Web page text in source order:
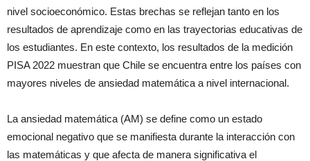
nivel socioeconómico. Estas brechas se reflejan tanto en los
resultados de aprendizaje como en las trayectorias educativas de
los estudiantes. En este contexto, los resultados de la medición
PISA 2022 muestran que Chile se encuentra entre los países con
mayores niveles de ansiedad matemática a nivel internacional.
La ansiedad matemática (AM) se define como un estado
emocional negativo que se manifiesta durante la interacción con
las matemáticas y que afecta de manera significativa el